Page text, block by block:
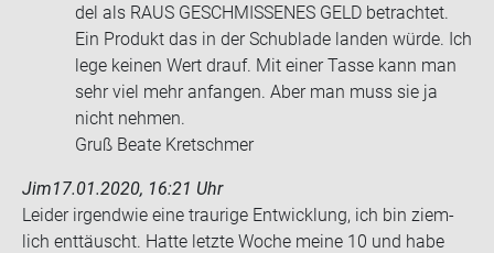
del als RAUS GE­SCHMIS­SE­NES GELD be­trach­tet.
Ein Pro­dukt das in der Schub­la­de lan­den würde. Ich
lege kei­nen Wert drauf. Mit einer Tasse kann man
sehr viel mehr an­fan­gen. Aber man muss sie ja
nicht neh­men.
Gruß Beate Kret­sch­mer
Jim17.01.2020, 16:21 Uhr
Lei­der ir­gend­wie eine trau­ri­ge Ent­wick­lung, ich bin ziem­
lich ent­täuscht. Hatte letz­te Woche meine 10 und habe